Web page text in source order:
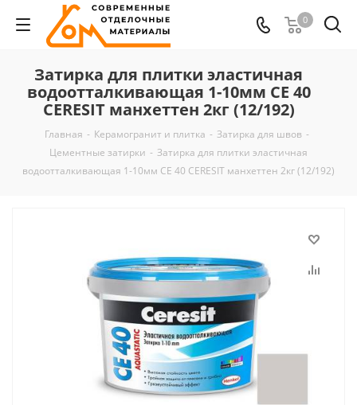
0
Затирка для плитки эластичная
водоотталкивающая 1-10мм CE 40
CERESIT манхеттен 2кг (12/192)
Главная - Керамогранит и плитка - Затирка для швов -
Цементные затирки - Затирка для плитки эластичная
водоотталкивающая 1-10мм CE 40 CERESIT манхеттен 2кг (12/192)